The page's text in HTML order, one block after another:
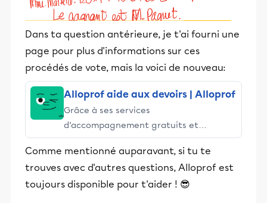
Dans ta question antérieure, je t'ai fourni une
page pour plus d'informations sur ces
procédés de vote, mais la voici de nouveau:
Alloprof aide aux devoirs | Alloprof
Grâce à ses services
d’accompagnement gratuits et
stimulants, Alloprof engage les élèves
et leurs parents dans la réussite
éducative.
Comme mentionné auparavant, si tu te
trouves avec d'autres questions, Alloprof est
toujours disponible pour t'aider ! 😎